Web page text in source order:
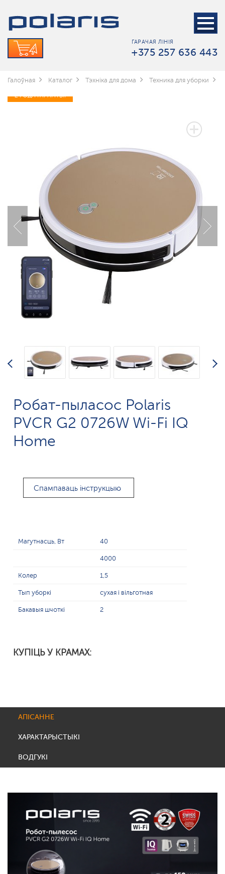
ГАРАЧАЯ ЛІНІЯ
+375 257 636 443
Галоўная Каталог Тэхніка для дома Техника для уборки
2 ГОДА ГАРАНТЫІ
Робат-пыласос Polaris
PVCR G2 0726W Wi-Fi IQ
Home
Спампаваць інструкцыю
Магутнасць, Вт 40
4000
Колер 1,5
Тып уборкі сухая і вільготная
Бакавыя шчоткі 2
КУПІЦЬ У КРАМАХ:
АПІСАННЕ
ХАРАКТАРЫСТЫКІ
ВОДГУКІ